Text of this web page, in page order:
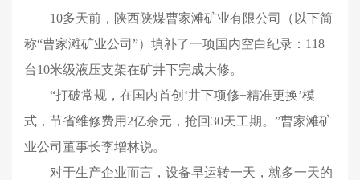
10多天前，陕西陕煤曹家滩矿业有限公司（以下简
称“曹家滩矿业公司”）填补了一项国内空白纪录：118
台10米级液压支架在矿井下完成大修。
“打破常规，在国内首创‘井下项修+精准更换’模
式，节省维修费用2亿余元，抢回30天工期。”曹家滩矿
业公司董事长李增林说。
对于生产企业而言，设备早运转一天，就多一天的